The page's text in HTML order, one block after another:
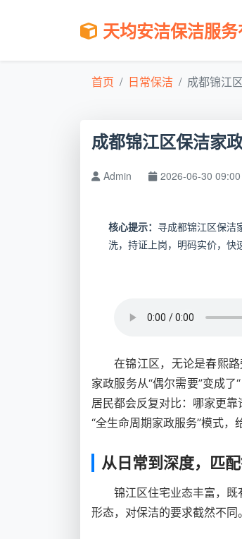
天均安洁保洁服
首页 日常保洁 成都锦江
成都锦江区保洁家
Admin 2026-06-30 09:00
核心提示： 寻成都锦江区保洁
洗，持证上岗，明码实价，快
在锦江区，无论是春熙
家政服务从“偶尔需要”变成
居民都会反复对比：哪家更
“全生命周期家政服务”模式，
从日常到深度，匹
锦江区住宅业态丰富，
形态，对保洁的要求截然不同